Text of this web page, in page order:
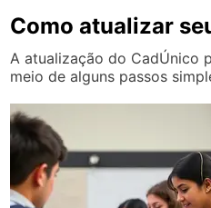
Como atualizar
A atualização do CadÚnico
meio de alguns passos